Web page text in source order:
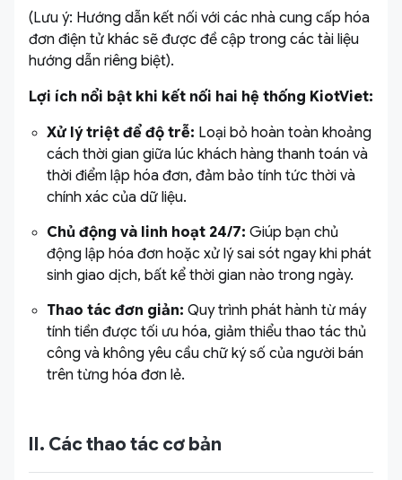
(Lưu ý: Hướng dẫn kết nối với các nhà cung cấp hóa
đơn điện tử khác sẽ được đề cập trong các tài liệu
hướng dẫn riêng biệt).
Lợi ích nổi bật khi kết nối hai hệ thống KiotViet:
Xử lý triệt để độ trễ: Loại bỏ hoàn toàn khoảng
cách thời gian giữa lúc khách hàng thanh toán và
thời điểm lập hóa đơn, đảm bảo tính tức thời và
chính xác của dữ liệu.
Chủ động và linh hoạt 24/7: Giúp bạn chủ
động lập hóa đơn hoặc xử lý sai sót ngay khi phát
sinh giao dịch, bất kể thời gian nào trong ngày.
Thao tác đơn giản: Quy trình phát hành từ máy
tính tiền được tối ưu hóa, giảm thiểu thao tác thủ
công và không yêu cầu chữ ký số của người bán
trên từng hóa đơn lẻ.
II. Các thao tác cơ bản